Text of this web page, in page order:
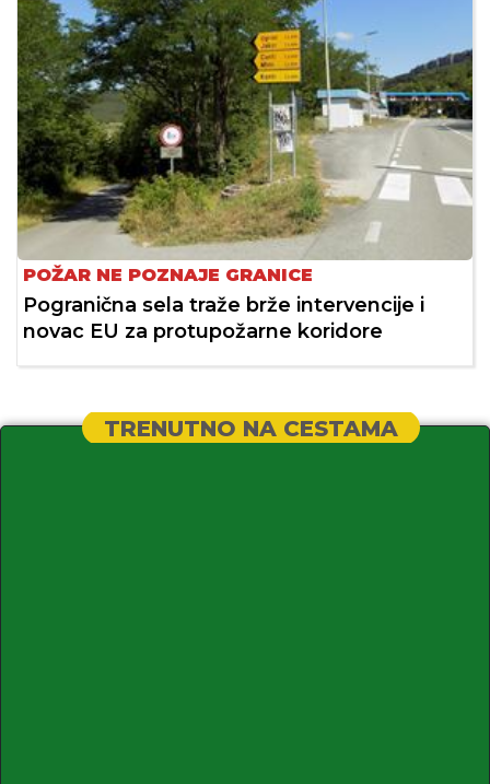
POŽAR NE POZNAJE GRANICE
Pogranična sela traže brže intervencije i
novac EU za protupožarne koridore
TRENUTNO NA CESTAMA